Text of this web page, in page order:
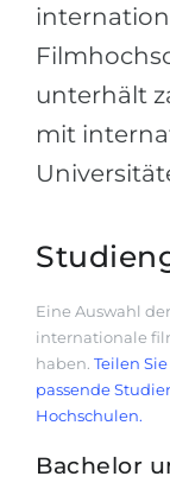
unterhält
mit
Eine Auswahl
internationale
haben. Teilen
passende
Hochschulen.
Bachelor